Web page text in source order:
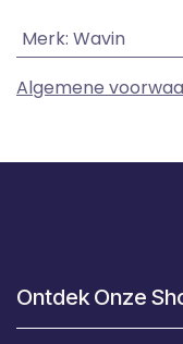
Merk: Wavin
Algemene
Ontdek Onze